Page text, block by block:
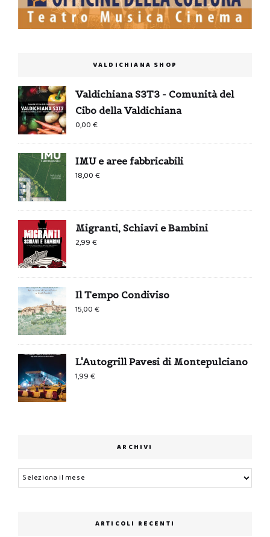
VALDICHIANA SHOP
Valdichiana S3T3 - Comunità del
Cibo della Valdichiana
0,00€
IMU e aree fabbricabili
18,00€
Migranti, Schiavi e Bambini
2,99€
Il Tempo Condiviso
15,00€
L'Autogrill Pavesi di Montepulciano
1,99€
ARCHIVI
Archivi
ARTICOLI RECENTI